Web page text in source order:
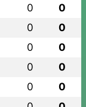
0 0
0 0
0 0
0 0
0 0